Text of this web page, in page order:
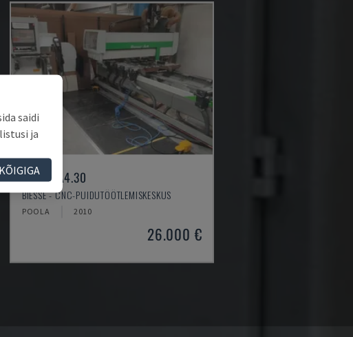
ROVER A4.30
BIESSE - CNC-PUIDUTÖÖTLEMISKESKUS
POOLA 2010
26.000 €
saidi
ja